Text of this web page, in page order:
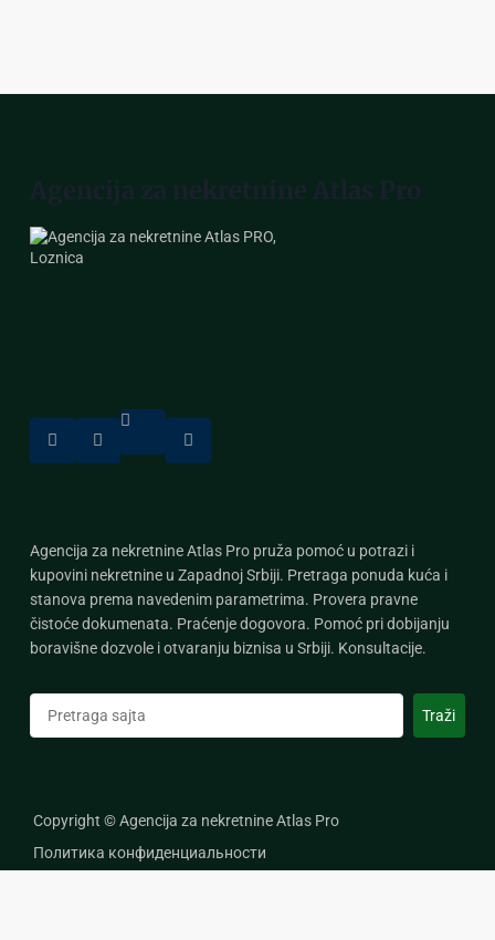
Agencija za nekretnine Atlas Pro pruža pomoć u potrazi i
kupovini nekretnine u Zapadnoj Srbiji. Pretraga ponuda kuća i
stanova prema navedenim parametrima. Provera pravne
čistoće dokumenata. Praćenje dogovora. Pomoć pri dobijanju
boravišne dozvole i otvaranju biznisa u Srbiji. Konsultacije.
Traži
Copyright © Agencija za nekretnine Atlas Pro
Политика конфиденциальности